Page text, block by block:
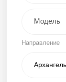
Направление